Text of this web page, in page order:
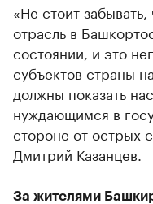
«Не стоит
отрасль в
состоянии, и это
субъектов страны
должны показать
нуждающимся в
стороне от острых
Дмитрий Казанцев.
За жителями